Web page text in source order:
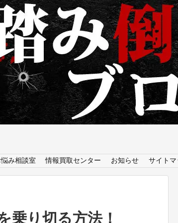
悩み相談室 情報買取センター お知らせ サイトマ
乗り切る方法！